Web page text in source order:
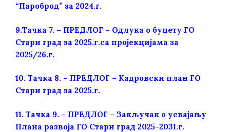
“Пароброд” за 2024.г.
9.Тачка 7. – ПРЕДЛОГ – Одлука о буџету ГО
Стари град за 2025.г.са пројекцијама за
2025/26.г.
10. Тачка 8. – ПРЕДЛОГ – Кадровски план ГО
Стари град за 2025.г.
11. Тачка 9. – ПРЕДЛОГ – Закључак о усвајању
Плана развоја ГО Стари град 2025-2031.г.